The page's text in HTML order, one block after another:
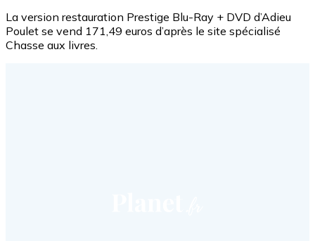
La version restauration Prestige Blu-Ray + DVD d’Adieu
Poulet se vend 171,49 euros d’après le site spécialisé
Chasse aux livres.